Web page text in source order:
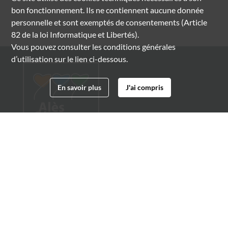
bon fonctionnement. Ils ne contiennent aucune donnée
personnelle et sont exemptés de consentements (Article
82 de la loi Informatique et Libertés).
Vous pouvez consulter les conditions générales
d’utilisation sur le lien ci-dessous.
En savoir plus J'ai compris